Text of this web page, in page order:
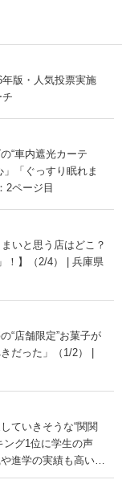
版・人気投票実施
“車内遮光カーテ
「ぐっすり眠れま
2ページ目
いと思う店はどこ？
！】（2/4） | 兵庫県
“店舗限定”お菓子が
だった」（1/2） |
ていきそうな“関関
グ1位に学生の声
進学の実績も高い」